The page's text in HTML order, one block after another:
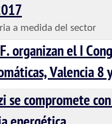
a medida del sector
organizan el I
Valencia
se compromete